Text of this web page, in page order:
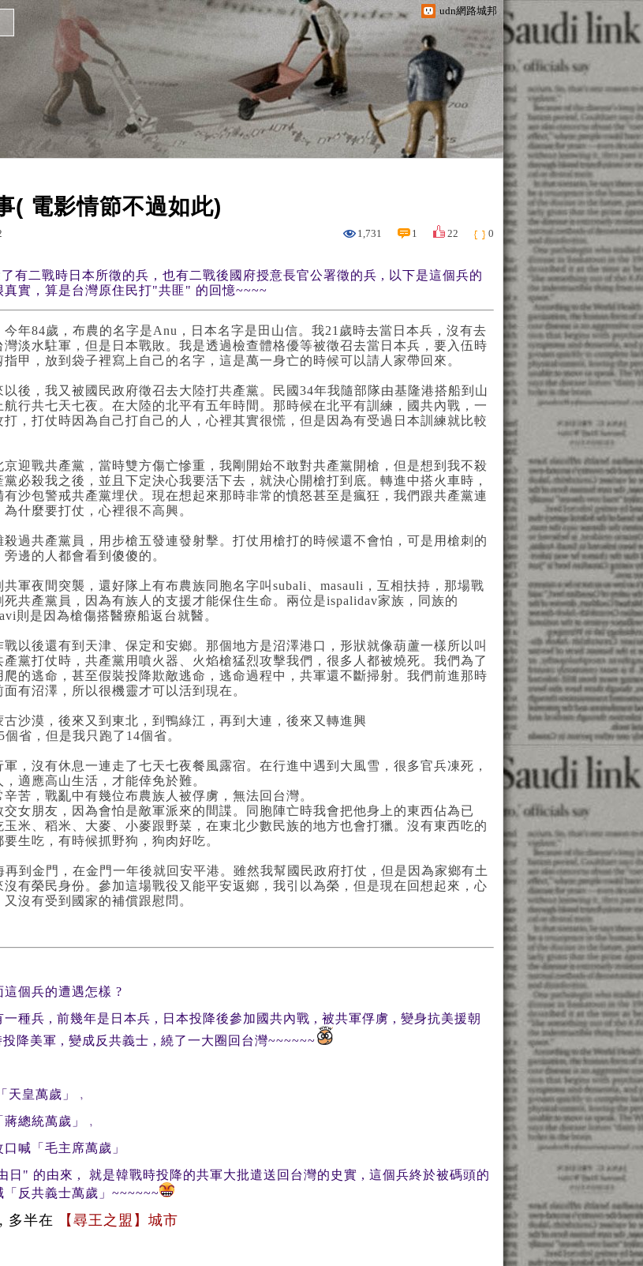
udn網路城邦
( 電影情節不過如此)
1,731 1 22 0
有二戰時日本所徵的兵 ，也有二戰後國府授意長官公署徵的兵 , 以下是這個兵的
真實，算是台灣原住民打"共匪" 的回憶~~~~
今年84歲，布農的名字是Anu，日本名字是田山信。我21歲時去當日本兵，沒有去
灣淡水駐軍，但是日本戰敗。我是透過檢查體格優等被徵召去當日本兵，要入伍時
甲，放到袋子裡寫上自己的名字，這是萬一身亡的時候可以請人家帶回來。
以後，我又被國民政府徵召去大陸打共產黨。民國34年我隨部隊由基隆港搭船到山
航行共七天七夜。在大陸的北平有五年時間。那時候在北平有訓練，國共內戰，一
打，打仗時因為自己打自己的人，心裡其實很慌，但是因為有受過日本訓練就比較
京迎戰共產黨，當時雙方傷亡慘重，我剛開始不敢對共產黨開槍，但是想到我不殺
必殺我之後，並且下定決心我要活下去，就決心開槍打到底。轉進中搭火車時，
有沙包警戒共產黨埋伏。現在想起來那時非常的憤怒甚至是瘋狂，我們跟共產黨連
什麼要打仗，心裡很不高興。
殺過共產黨員，用步槍五發連發射擊。打仗用槍打的時候還不會怕，可是用槍刺的
邊的人都會看到傻傻的。
共軍夜間突襲，還好隊上有布農族同胞名字叫subali、masauli，互相扶持，那場戰
死共產黨員，因為有族人的支援才能保住生命。兩位是ispalidav家族，同族的
則是因為槍傷搭醫療船返台就醫。
戰以後還有到天津、保定和安鄉。那個地方是沼澤港口，形狀就像葫蘆一樣所以叫
產黨打仗時，共產黨用噴火器、火焰槍猛烈攻擊我們，很多人都被燒死。我們為了
爬的逃命，甚至假裝投降欺敵逃命，逃命過程中，共軍還不斷掃射。我們前進那時
有沼澤，所以很機靈才可以活到現在。
古沙漠，後來又到東北，到鴨綠江，再到大連，後來又轉進興
省，但是我只跑了14個省。
，沒有休息一連走了七天七夜餐風露宿。在行進中遇到大風雪，很多官兵凍死，
適應高山生活，才能倖免於難。
苦，戰亂中有幾位布農族人被俘虜，無法回台灣。
交女朋友，因為會怕是敵軍派來的間諜。同胞陣亡時我會把他身上的東西佔為已
玉米、稻米、大麥、小麥跟野菜，在東北少數民族的地方也會打獵。沒有東西吃的
生吃，有時候抓野狗，狗肉好吃。
再到金門，在金門一年後就回安平港。雖然我幫國民政府打仗，但是因為家鄉有土
沒有榮民身份。參加這場戰役又能平安返鄉，我引以為榮，但是現在回想起來，心
沒有受到國家的補償跟慰問。
這個兵的遭遇怎樣 ?
一種兵 , 前幾年是日本兵 , 日本投降後參加國共內戰 , 被共軍俘虜 , 變身抗美援朝
降美軍 , 變成反共義士 , 繞了一大圈回台灣~~~~~~
天皇萬歲」﹐
總統萬歲」﹐
喊「毛主席萬歲」
日" 的由來 , 就是韓戰時投降的共軍大批遣送回台灣的史實 , 這個兵終於被碼頭的
「反共義士萬歲」~~~~~~
多半在 【尋王之盟】城市